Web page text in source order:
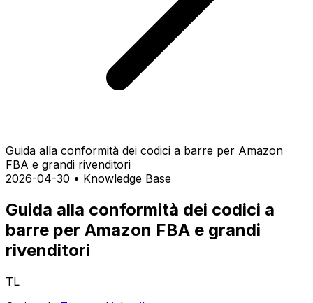
Guida alla conformità dei codici a barre per Amazon
FBA e grandi rivenditori
2026-04-30 • Knowledge Base
Guida alla conformità dei codici a
barre per Amazon FBA e grandi
rivenditori
TL